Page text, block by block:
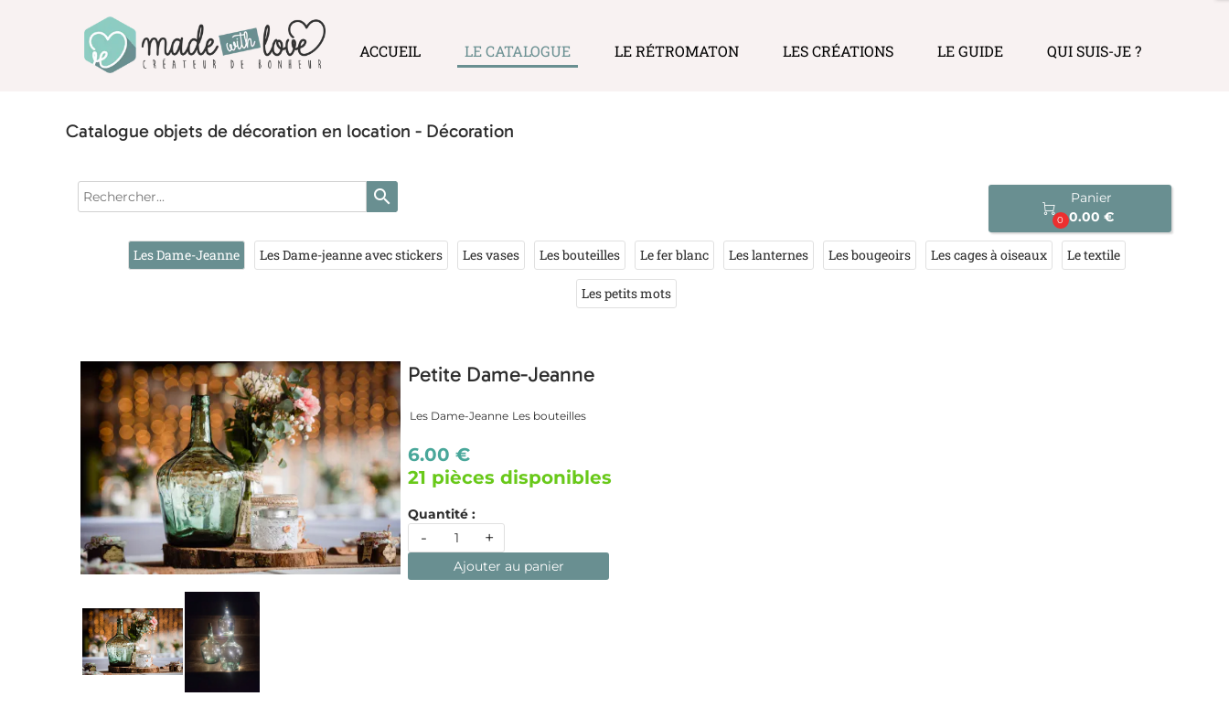
ACCUEIL LE CATALOGUE LE RÉTROMATON LES CRÉATIONS LE GUIDE QUI SUIS-JE ?
Catalogue objets de décoration en location - Décoration
search

0
Panier
0.00 €
Les Dame-Jeanne Les Dame-jeanne avec stickers Les vases Les bouteilles Le fer blanc Les lanternes Les bougeoirs Les cages à oiseaux Le textile
Les petits mots
Petite Dame-Jeanne
Les Dame-Jeanne Les bouteilles
6.00 €
21 pièces disponibles
Quantité :
- +
Ajouter au panier